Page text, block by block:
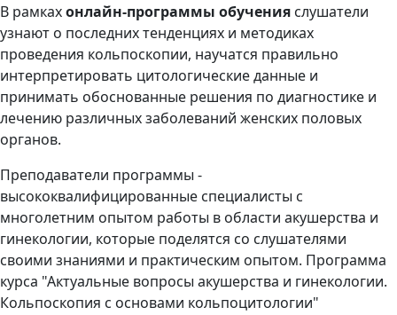
В рамкахонлайн-программы обучения слушатели
узнают о последних тенденциях и методиках
проведения кольпоскопии, научатся правильно
интерпретировать цитологические данные и
принимать обоснованные решения по диагностике и
лечению различных заболеваний женских половых
органов.
Преподаватели программы -
высококвалифицированные специалисты с
многолетним опытом работы в области акушерства и
гинекологии, которые поделятся со слушателями
своими знаниями и практическим опытом. Программа
курса "Актуальные вопросы акушерства и гинекологии.
Кольпоскопия с основами кольпоцитологии"